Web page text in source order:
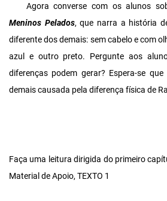
Agora converse com os alunos
Meninos Pelados, que narra a história
diferente dos demais: sem cabelo e com
azul e outro preto. Pergunte aos
diferenças podem gerar? Espera-se
demais causada pela diferença física de
Faça uma leitura dirigida do primeiro
Material de Apoio, TEXTO 1